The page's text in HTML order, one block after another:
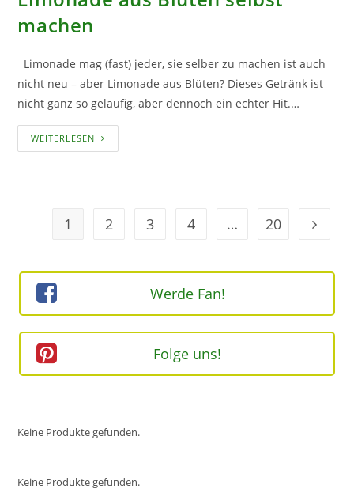
machen
Limonade mag (fast) jeder, sie selber zu machen ist auch
nicht neu – aber Limonade aus Blüten? Dieses Getränk ist
nicht ganz so geläufig, aber dennoch ein echter Hit.…
WEITERLESEN LIMONADE
AUS
1 2 3 4 … 20 Geh
Werde Fan!
Folge uns!
Keine Produkte gefunden.
Keine Produkte gefunden.